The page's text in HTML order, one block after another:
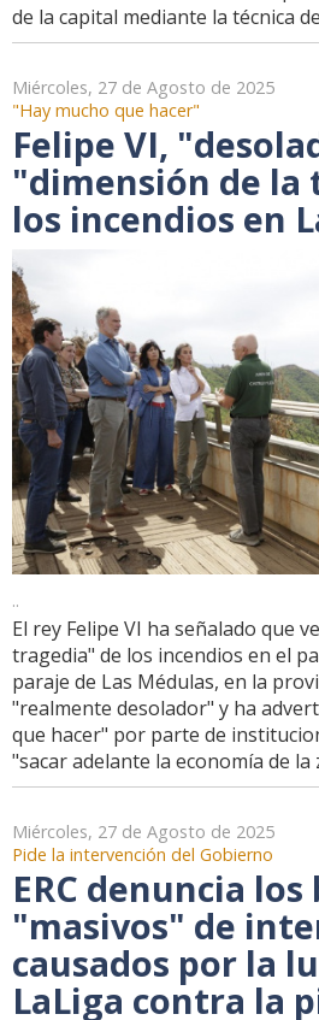
de la capital mediante la técnica
Miércoles, 27 de Agosto de 2025
"Hay mucho que hacer"
Felipe VI,
"dimensión de la
los incendios en
..
El rey Felipe VI ha señalado que
tragedia" de los incendios en el
paraje de Las Médulas, en la
"realmente desolador" y ha
que hacer" por parte de
"sacar adelante la economía de la
Miércoles, 27 de Agosto de 2025
Pide la intervención del Gobierno
ERC denuncia
"masivos" de
causados por la
LaLiga contra la